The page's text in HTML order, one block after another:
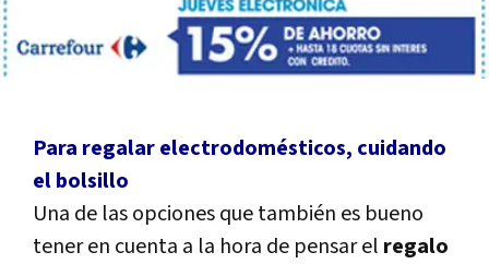
Para regalar electrodomésticos, cuidando
el bolsillo
Una de las opciones que también es bueno
tener en cuenta a la hora de pensar el regalo